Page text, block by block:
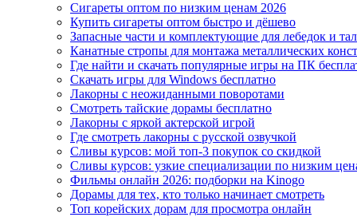
Сигареты оптом по низким ценам 2026
Купить сигареты оптом быстро и дёшево
Запасные части и комплектующие для лебедок и
Канатные стропы для монтажа металлических
Где найти и скачать популярные игры на ПК
Скачать игры для Windows бесплатно
Лакорны с неожиданными поворотами
Смотреть тайские дорамы бесплатно
Лакорны с яркой актерской игрой
Где смотреть лакорны с русской озвучкой
Сливы курсов: мой топ-3 покупок со скидкой
Сливы курсов: узкие специализации по низким
Фильмы онлайн 2026: подборки на Kinogo
Дорамы для тех, кто только начинает смотреть
Топ корейских дорам для просмотра онлайн